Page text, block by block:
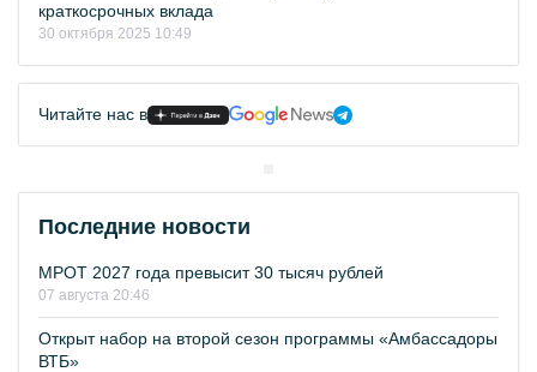
краткосрочных вклада
30 октября 2025 10:49
Читайте нас в
Последние новости
МРОТ 2027 года превысит 30 тысяч рублей
07 августа 20:46
Открыт набор на второй сезон программы «Амбассадоры
ВТБ»